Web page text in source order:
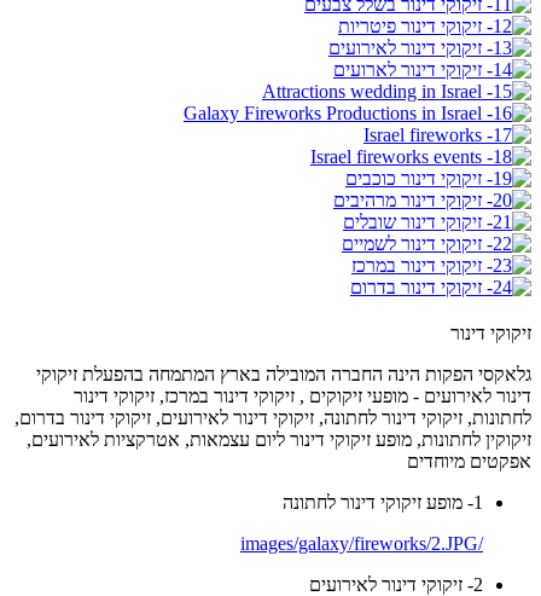
זיקוקי דינור
גלאקסי הפקות הינה החברה המובילה בארץ המתמחה בהפעלת זיקוקי
דינור לאירועים - מופעי זיקוקים , זיקוקי דינור במרכז, זיקוקי דינור
לחתונות, זיקוקי דינור לחתונה, זיקוקי דינור לאירועים, זיקוקי דינור בדרום,
זיקוקין לחתונות, מופע זיקוקי דינור ליום עצמאות, אטרקציות לאירועים,
אפקטים מיוחדים
1- מופע זיקוקי דינור לחתונה
/images/galaxy/fireworks/2.JPG
2- זיקוקי דינור לאירועים